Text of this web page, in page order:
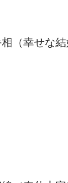
（幸せな結